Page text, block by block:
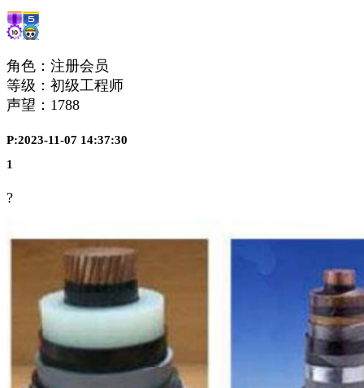
角色：注册会员
等级：初级工程师
声望： 1788
P:2023-11-07 14:37:30
1
?